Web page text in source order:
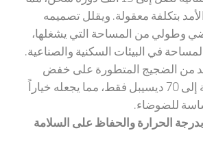
بتكلفة معقولة. ويقلل تصميمه
وطولي من المساحة التي يشغلها،
في البيئات السكنية والصناعية.
من الضجيج المتطورة على خفض
الضوضاء التشغيلية إلى 70 ديسيبل فقط، مما يجعله خياراً
للضوضاء.
الحرارة والحفاظ على السلامة